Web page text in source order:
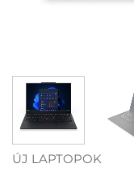
ÚJ LAPTOPOK